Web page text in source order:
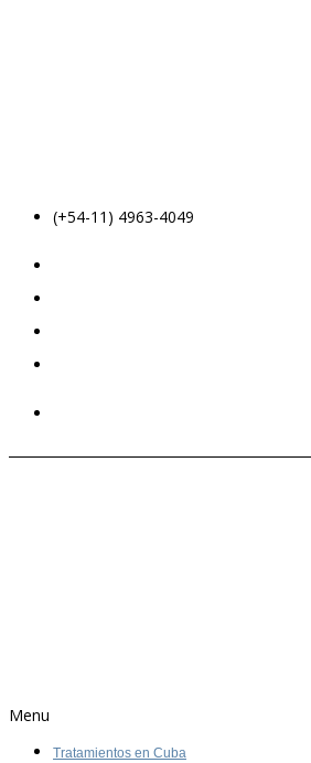
(+54-11) 4963-4049
Menu
Tratamientos en Cuba